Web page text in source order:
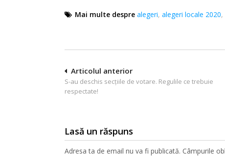
Mai multe despre alegeri, alegeri locale 2020,
Navigare
în
Articolul anterior
S-au deschis secțiile de votare. Regulile ce trebuie
respectate!
Lasă un răspuns
Adresa ta de email nu va fi publicată. Câmpurile